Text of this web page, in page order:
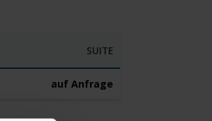
SUITE
auf Anfrage